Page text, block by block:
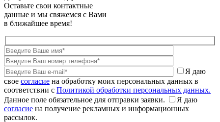
Оставьте свои контактные
данные и мы свяжемся с Вами
в ближайшее время!
Я даю
свое согласие на обработку моих персональных данных в
соответствии с Политикой обработки персональных данных.
Данное поле обязательное для отправки заявки.
Я даю
согласие на получение рекламных и информационных
рассылок.